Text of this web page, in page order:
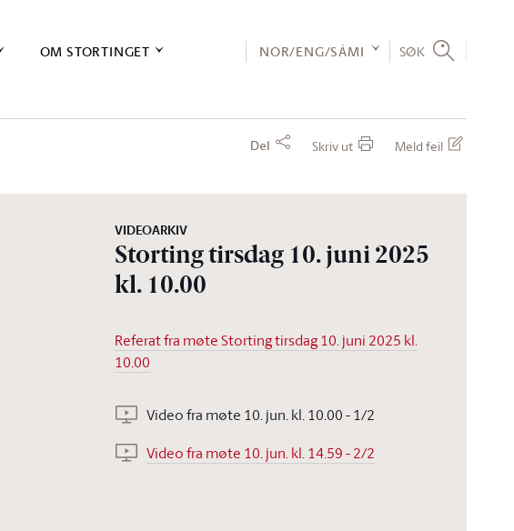
OM STORTINGET NOR/ENG/SÁMI SØK
Del Skriv ut Meld feil
VIDEOARKIV
Storting tirsdag 10. juni 2025
kl. 10.00
Referat fra møte Storting tirsdag 10. juni 2025 kl.
10.00
Video fra møte 10. jun. kl. 10.00 - 1/2
Video fra møte 10. jun. kl. 14.59 - 2/2